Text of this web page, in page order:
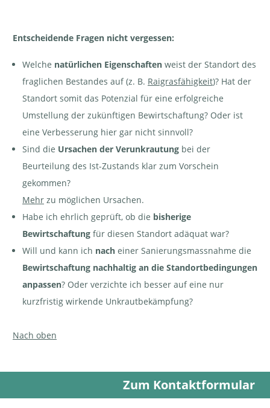
Entscheidende Fragen nicht vergessen:
Welche natürlichen Eigenschaften weist der Standort des
fraglichen Bestandes auf (z. B. Raigrasfähigkeit)? Hat der
Standort somit das Potenzial für eine erfolgreiche
Umstellung der zukünftigen Bewirtschaftung? Oder ist
eine Verbesserung hier gar nicht sinnvoll?
Sind die Ursachen der Verunkrautung bei der
Beurteilung des Ist-Zustands klar zum Vorschein
gekommen?
Mehr zu möglichen Ursachen.
Habe ich ehrlich geprüft, ob die bisherige
Bewirtschaftung für diesen Standort adäquat war?
Will und kann ich nach einer Sanierungsmassnahme die
Bewirtschaftung nachhaltig an die Standortbedingungen
anpassen? Oder verzichte ich besser auf eine nur
kurzfristig wirkende Unkrautbekämpfung?
Nach oben
Zum Kontaktformular